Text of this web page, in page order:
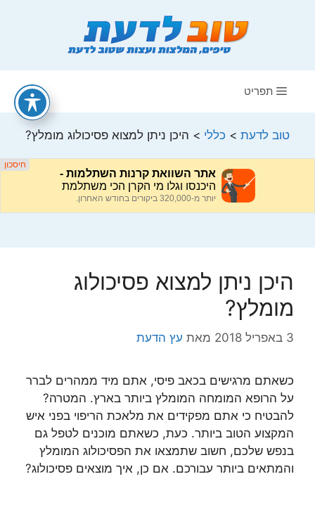
תפריט
טוב לדעת > כללי > היכן ניתן למצוא פסיכולוג מומלץ?
היכן ניתן למצוא פסיכולוג
מומלץ?
3 באפריל 2018 מאת עץ הדעת
כשאתם מרגישים בכאב פיסי, אתם מיד ממהרים לברר
על הרופא המומחה המומלץ ביותר בארץ. המטרה?
להבטיח כי אתם מפקידים את מלאכת הריפוי בפני איש
המקצוע הטוב ביותר. כעת, כשאתם מוכנים לטפל גם
בנפש שלכם, חשוב שתמצאו את הפסיכולוג המומלץ
והמתאים ביותר עבורכם. אם כן, איך מוצאים פסיכולוג?